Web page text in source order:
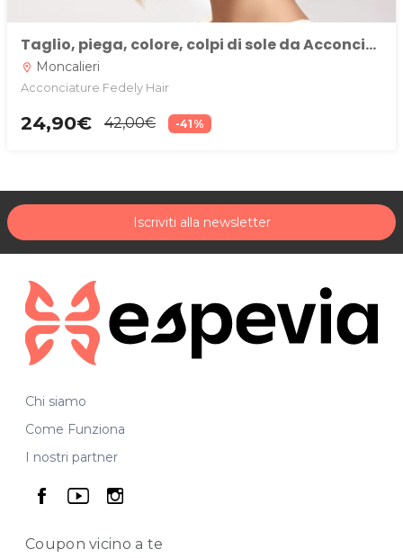
Taglio, piega, colore, colpi di sole da Acconciature Fedely Hair Moncalieri, Torino
location_on Moncalieri
Acconciature Fedely Hair
24,90€ 42,00€ -41%
Iscriviti alla newsletter
Chi siamo
Come Funziona
I nostri partner
seguici su facebook
seguici su youtube
seguici su instagram
Coupon vicinoa te